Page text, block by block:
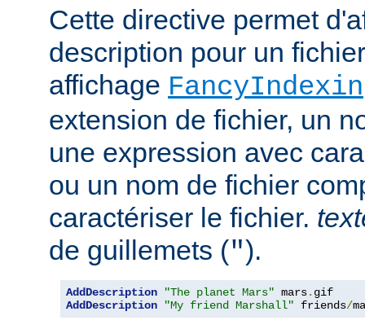
Cette directive permet
description pour un
affichage
extension de fichier, un
une expression avec
ou un nom de fichier
caractériser le fichier.
de guillemets (").
AddDescription "The planet Mars" mars.
AddDescription
"My friend Marshall" friends/